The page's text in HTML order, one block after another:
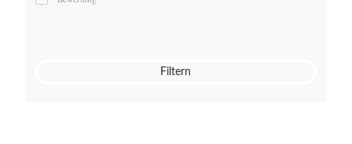
Mato von Vogelstein
Filtern